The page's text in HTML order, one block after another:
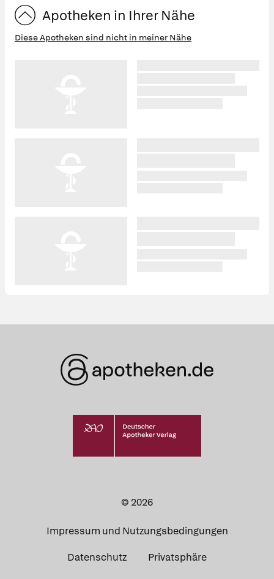
Apotheken in Ihrer Nähe
Diese Apotheken sind nicht in meiner Nähe
© 2026
Impressum und Nutzungsbedingungen
Datenschutz Privatsphäre